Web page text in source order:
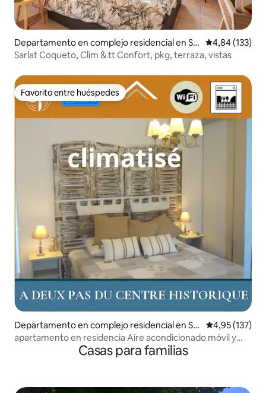
Departamento en complejo residencial en Sa
rlat-la-Canéda
Calificación
4,84 (133)
Sarlat Coqueto, Clim & tt Confort, pkg, terraza, vistas
Favorito entre huéspedes
Favorito entre huéspedes
Departamento en complejo residencial en Sar
lat-la-Canéda
Calificación
4,95 (137)
apartamento en residencia Aire acondicionado móvil y
Casas para familias